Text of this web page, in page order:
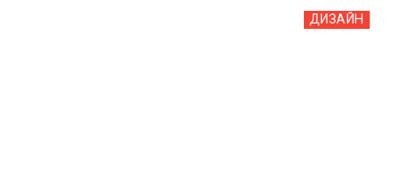
ДИЗАЙН